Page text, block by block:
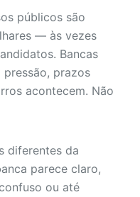
públicos são
— às vezes
Bancas
prazos
acontecem. Não
diferentes da
parece claro,
ou até